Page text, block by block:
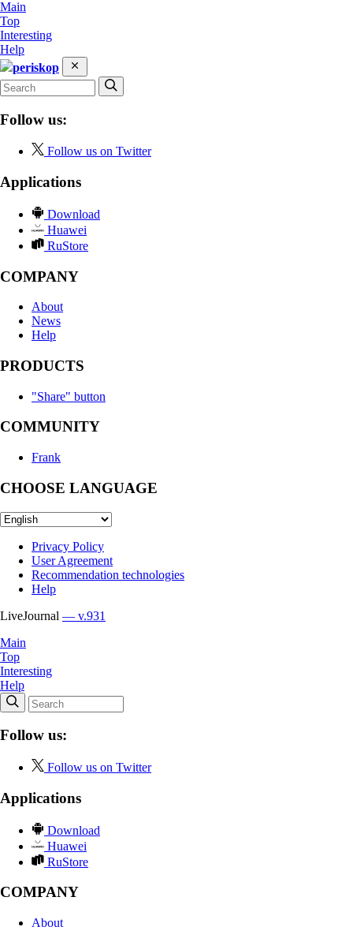
Main
Top
Interesting
Help
periskop
Follow us:
Follow us on Twitter
Applications
Download
Huawei
RuStore
COMPANY
About
News
Help
PRODUCTS
"Share" button
COMMUNITY
Frank
CHOOSE LANGUAGE
Privacy Policy
User Agreement
Recommendation technologies
Help
LiveJournal — v.931
Main
Top
Interesting
Help
Follow us:
Follow us on Twitter
Applications
Download
Huawei
RuStore
COMPANY
About